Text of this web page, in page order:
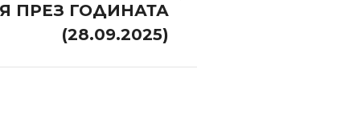
ПРЕЗ ГОДИНАТА
(28.09.2025)